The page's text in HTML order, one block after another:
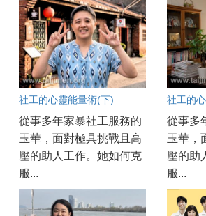
社工的心靈能量術(下)
從事多年家暴社工服務的
玉華，面對極具挑戰且高
壓的助人工作。她如何克
服...
社工的
從事多
玉華，
壓的助
服...